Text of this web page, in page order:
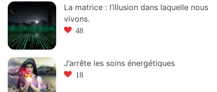
La matrice : l’illusion dans laquelle nous
vivons.
48
J’arrête les soins énergétiques
18